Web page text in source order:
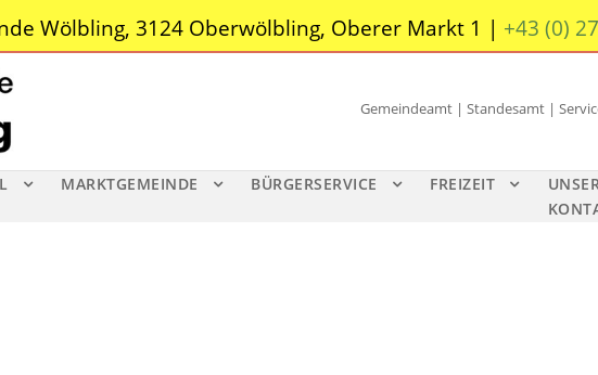
Wölbling, 3124 Oberwölbling, Oberer Markt 1 | +43 (0)
Gemeindeamt | Standesamt |
MARKTGEMEINDE BÜRGERSERVICE FREIZEIT